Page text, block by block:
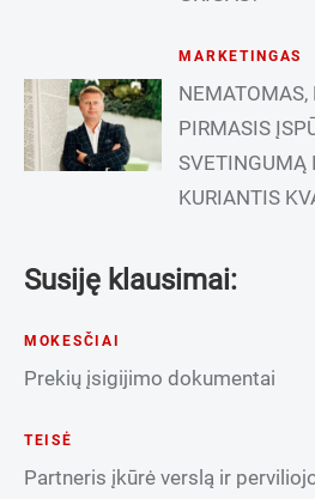
MARKETINGAS
NEMATOMAS,
PIRMASIS
SVETINGUMĄ
KURIANTIS
Susiję klausimai:
MOKESČIAI
Prekių įsigijimo dokumentai
TEISĖ
Partneris įkūrė verslą ir